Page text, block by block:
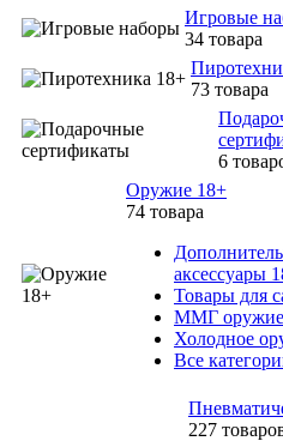
Игровые
34 товара
73 товара
6
Оружие 18+
74 товара
аксессуары
Товары для
ММГ оружие
Холодное
Все
227